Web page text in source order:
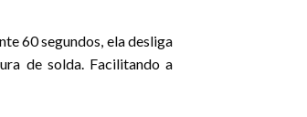
60 segundos, ela desliga
de solda. Facilitando a